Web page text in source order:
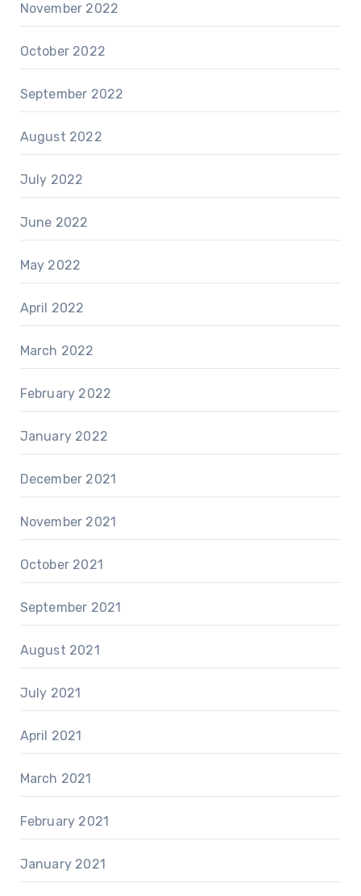
November 2022
October 2022
September 2022
August 2022
July 2022
June 2022
May 2022
April 2022
March 2022
February 2022
January 2022
December 2021
November 2021
October 2021
September 2021
August 2021
July 2021
April 2021
March 2021
February 2021
January 2021